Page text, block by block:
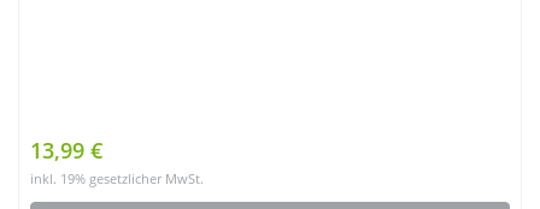
13,99 €
inkl. 19% gesetzlicher MwSt.